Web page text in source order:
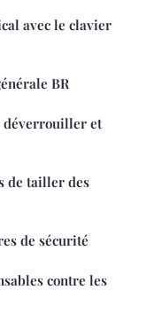
avec le clavier
BR
déverrouiller et
de tailler des
de sécurité
contre les